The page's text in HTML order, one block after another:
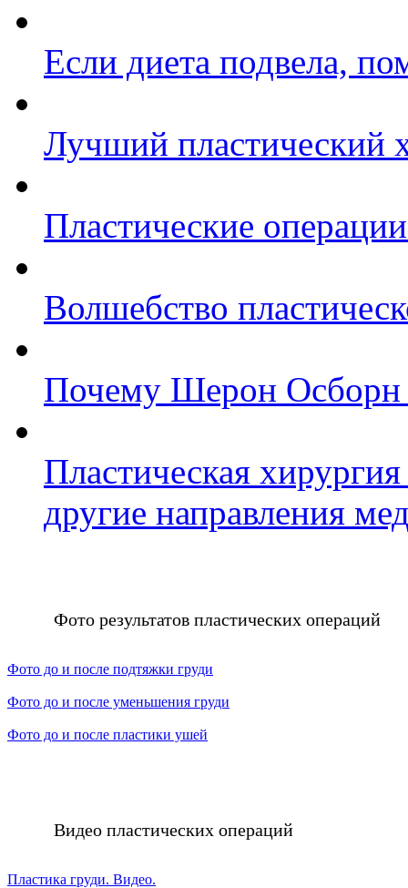
Если диета подвела,
Лучший пластический
Пластические
Волшебство
Почему Шерон Осборн
Пластическая
другие направления
Фото результатов пластических операций
Фото до и после подтяжки груди
Фото до и после уменьшения груди
Фото до и после пластики ушей
Видео пластических операций
Пластика груди. Видео.